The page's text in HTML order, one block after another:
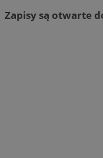
Zapisy są otwarte